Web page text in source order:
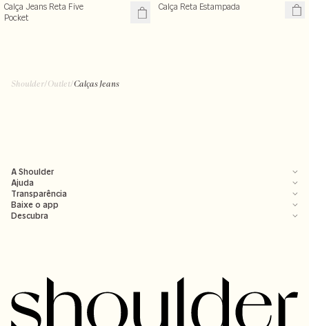
Calça Jeans Reta Five
Pocket
Calça Reta Estampada
Shoulder/Outlet/Calças Jeans
A Shoulder
Ajuda
Transparência
Baixe o app
Descubra